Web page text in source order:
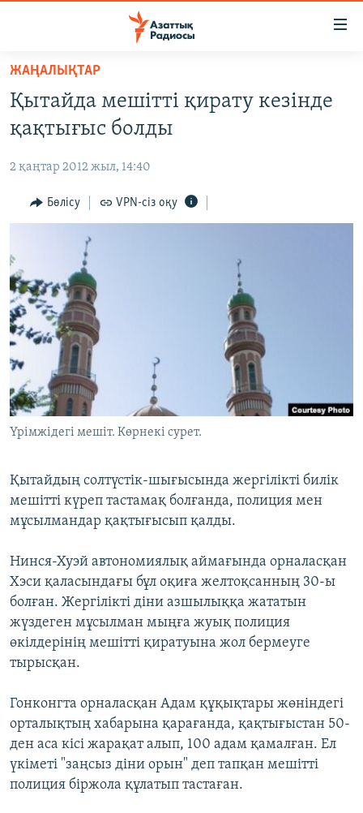
Skip
main
content
to
Navigation
Skip
Search
САЯСАТ
ҚАҢТАР ОҚИҒАСЫ
АДАМ ҚҰҚЫҚТАРЫ
ӘЛЕМ
АРНАЙЫ ЖОБАЛАР
Русский
ЖАЗЫЛЫҢЫЗ
ЖАҢАЛЫҚТАР
Қытайда мешітті қирату кезінде
қақтығыс болды
2 қаңтар 2012 жыл, 14:40
Бөлісу VPN-сіз оқу
Үрімжідегі мешіт. Көрнекі сурет.
Қытайдың солтүстік-шығысында жергілікті билік
мешітті күреп тастамақ болғанда, полиция мен
мұсылмандар қақтығысып қалды.
Нинся-Хуэй автономиялық аймағында орналасқан
Хэси қаласындағы бұл оқиға желтоқсанның 30-ы
болған. Жергілікті діни азшылыққа жататын
жүздеген мұсылман мыңға жуық полиция
өкілдерінің мешітті қиратуына жол бермеуге
тырысқан.
Гонконгта орналасқан Адам құқықтары жөніндегі
орталықтың хабарына қарағанда, қақтығыстан 50-
ден аса кісі жарақат алып, 100 адам қамалған. Ел
үкіметі "заңсыз діни орын" деп тапқан мешітті
полиция біржола құлатып тастаған.